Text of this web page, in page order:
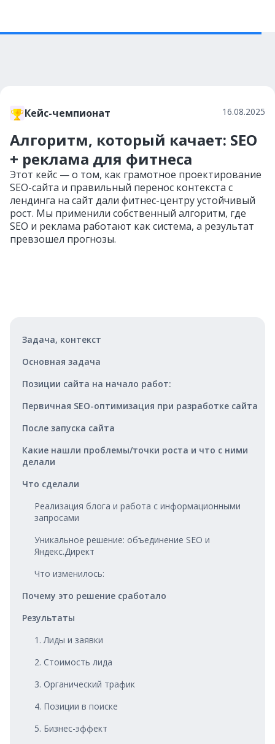
Кейс-чемпионат 16.08.2025
Алгоритм, который качает: SEO
+ реклама для фитнеса
Этот кейс — о том, как грамотное проектирование
SEO-сайта и правильный перенос контекста с
лендинга на сайт дали фитнес-центру устойчивый
рост. Мы применили собственный алгоритм, где
SEO и реклама работают как система, а результат
превзошел прогнозы.
Задача, контекст
Основная задача
Позиции сайта на начало работ:
Первичная SEO-оптимизация при разработке сайта
После запуска сайта
Какие нашли проблемы/точки роста и что с ними
делали
Что сделали
Реализация блога и работа с информационными
запросами
Уникальное решение: объединение SEO и
Яндекс.Директ
Что изменилось:
Почему это решение сработало
Результаты
1. Лиды и заявки
2. Стоимость лида
3. Органический трафик
4. Позиции в поиске
5. Бизнес-эффект